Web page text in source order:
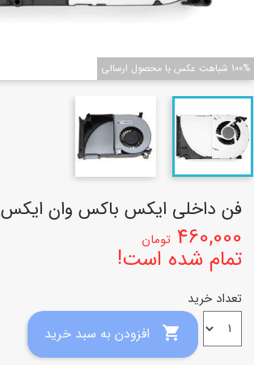
100% شباهت عکس با محصول ارسالی
فن داخلی ایکس باکس وان ایکس
460,000 تومان
تمام شده است!
تعداد خرید
